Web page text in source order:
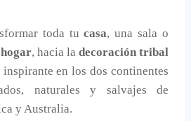
toda tucasa, una sala o
hogar, hacia la decoración tribal
inspirante en los dos continentes
naturales y salvajes de
y Australia.